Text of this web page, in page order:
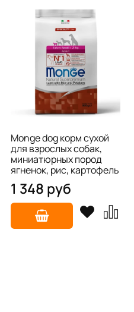
Monge dog корм сухой
для взрослых собак,
миниатюрных пород
ягненок, рис, картофель
1 348 руб